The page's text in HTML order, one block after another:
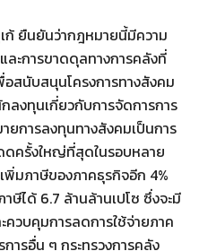
ก้ ยืนยันว่ากฎหมายนี้มีความ
ะการขาดดุลทางการคลังที่
สนับสนุนโครงการทางสังคม
ลงทุนเกี่ยวกับการจัดการการ
ยการลงทุนทางสังคมเป็นการ
ครั้งใหญ่ที่สุดในรอบหลาย
พิ่มภาษีของภาคธุรกิจอีก 4%
ษีได้ 6.7 ล้านล้านเปโซ ซึ่งจะมี
ควบคุมการลดการใช้จ่ายภาค
ารอื่น ๆ กระทรวงการคลัง